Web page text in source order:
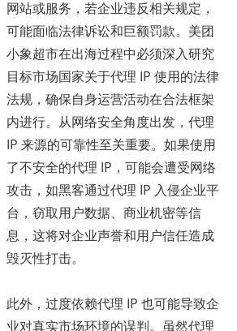
网站或服务，若企业违反相关规定，
可能面临法律诉讼和巨额罚款。美团
小象超市在出海过程中必须深入研究
目标市场国家关于代理 IP 使用的法律
法规，确保自身运营活动在合法框架
内进行。从网络安全角度出发，代理
IP 来源的可靠性至关重要。如果使用
了不安全的代理 IP，可能会遭受网络
攻击，如黑客通过代理 IP 入侵企业平
台，窃取用户数据、商业机密等信
息，这将对企业声誉和用户信任造成
毁灭性打击。
此外，过度依赖代理 IP 也可能导致企
业对真实市场环境的误判。虽然代理